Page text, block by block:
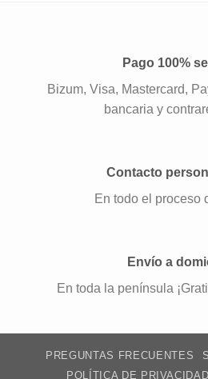
Pago 100%
Bizum, Visa, Mastercard,
bancaria y
Contacto
En todo el proceso
Envío a
En toda la península
PREGUNTAS FRECUENTES
POLÍTICA DE PRIVACIDAD